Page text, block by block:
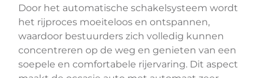
Door het automatische schakelsysteem wordt
het rijproces moeiteloos en ontspannen,
waardoor bestuurders zich volledig kunnen
concentreren op de weg en genieten van een
soepele en comfortabele rijervaring. Dit aspect